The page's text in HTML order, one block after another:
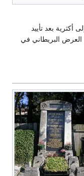
أكثرية بعد تأييد
البريطاني في